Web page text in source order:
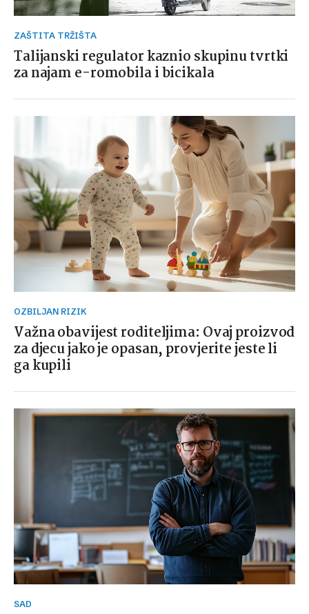
ZAŠTITA TRŽIŠTA
Talijanski regulator kaznio skupinu tvrtki
za najam e-romobila i bicikala
OZBILJAN RIZIK
Važna obavijest roditeljima: Ovaj proizvod
za djecu jako je opasan, provjerite jeste li
ga kupili
SAD